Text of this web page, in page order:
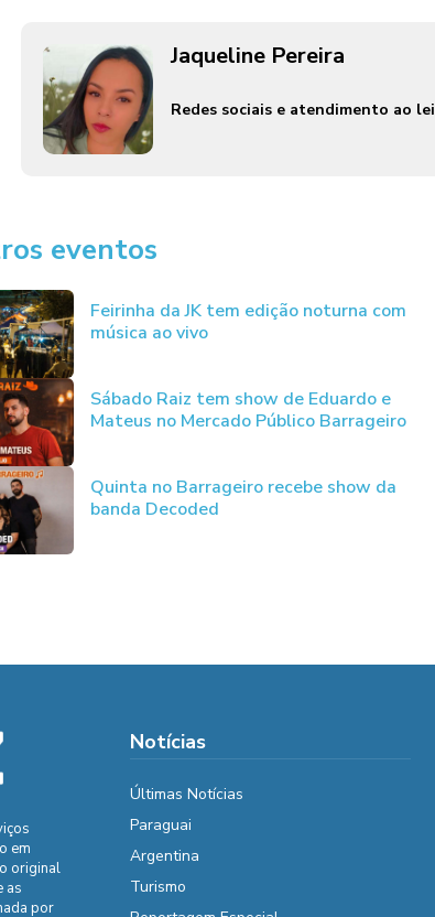
Jaqueline Pereira
Redes sociais e atendimento ao
eventos
Feirinha da JK tem edição noturna com
música ao vivo
Sábado Raiz tem show de Eduardo e
Mateus no Mercado Público Barrageiro
Quinta no Barrageiro recebe show da
banda Decoded
em
original
as
por
Notícias
Últimas Notícias
Paraguai
Argentina
Turismo